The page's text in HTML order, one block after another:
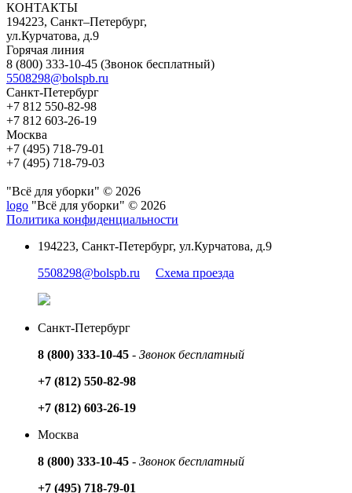
КОНТАКТЫ
194223, Санкт–Петербург,
ул.Курчатова, д.9
Горячая линия
8 (800) 333-10-45 (Звонок бесплатный)
5508298@bolspb.ru
Санкт-Петербург
+7 812 550-82-98
+7 812 603-26-19
Москва
+7 (495) 718-79-01
+7 (495) 718-79-03
"Всё для уборки" © 2026
logo "Всё для уборки" © 2026
Политика конфиденциальности
194223, Санкт-Петербург, ул.Курчатова, д.9
5508298@bolspb.ru
Схема проезда
Санкт-Петербург
8 (800) 333-10-45 - Звонок бесплатный
+7 (812) 550-82-98
+7 (812) 603-26-19
Москва
8 (800) 333-10-45 - Звонок бесплатный
+7 (495) 718-79-01